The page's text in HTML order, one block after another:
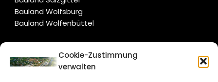
Cookie-Zustimmung
verwalten
Bauland Wolfsburg
Bauland Wolfenbüttel
CITYLIFE!